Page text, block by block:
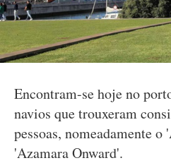
Encontram-se hoje no
navios que trouxeram
pessoas, nomeadamente
'Azamara Onward'.